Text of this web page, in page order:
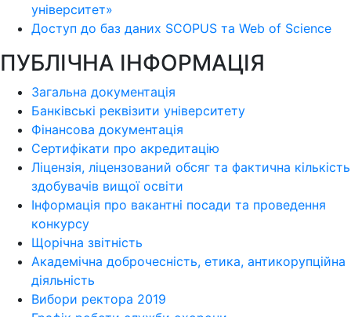
університет»
Доступ до баз даних SCOPUS та Web of Science
ПУБЛІЧНА ІНФОРМАЦІЯ
Загальна документація
Банківські реквізити університету
Фінансова документація
Сертифікати про акредитацію
Ліцензія, ліцензований обсяг та фактична кількість
здобувачів вищої освіти
Інформація про вакантні посади та проведення
конкурсу
Щорічна звітність
Академічна доброчесність, етика, антикорупційна
діяльність
Вибори ректора 2019